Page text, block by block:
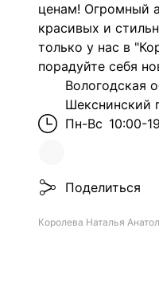
ценам! Огромный
красивых и
только у нас в
порадуйте себя
Вологодская
Шекснинский
Пн-Вс 10:00-
Поделиться
Королева Наталья